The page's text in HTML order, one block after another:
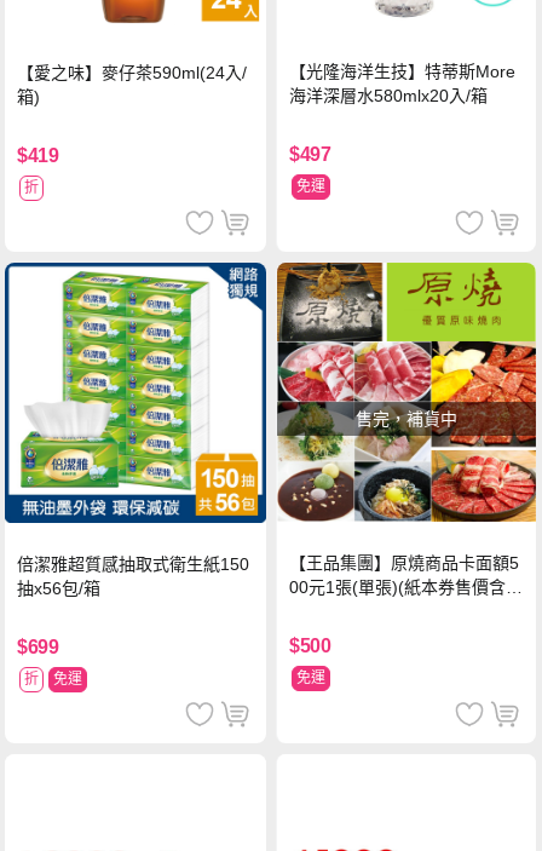
【愛之味】麥仔茶590ml(24入/
箱)
$419
折
【光隆海洋生技】特蒂斯More
海洋深層水580mlx20入/箱
$497
免運
倍潔雅超質感抽取式衛生紙150
抽x56包/箱
$699
折 免運
售完，補貨中
【王品集團】原燒商品卡面額5
00元1張(單張)(紙本券售價含平
$500
免運